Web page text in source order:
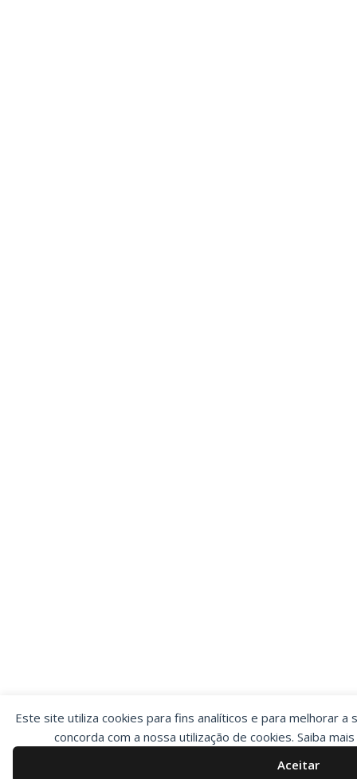
Este site utiliza cookies para fins analíticos e para melhorar a
concorda com a nossa utilização de cookies. Saiba
Aceitar